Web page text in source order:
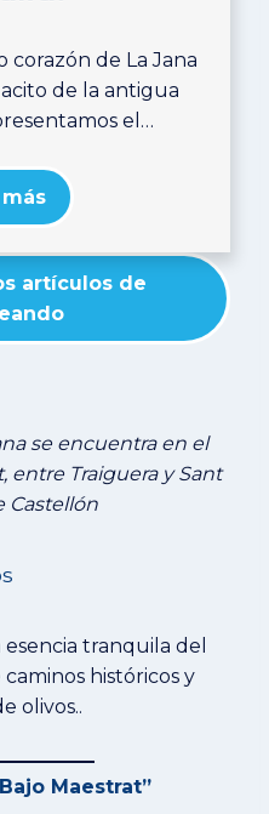
corazón de La Jana
de la antigua
el…
artículos de
se encuentra en el
entre Traiguera y Sant
Castellón
esencia tranquila del
históricos y
olivos..
Maestrat”